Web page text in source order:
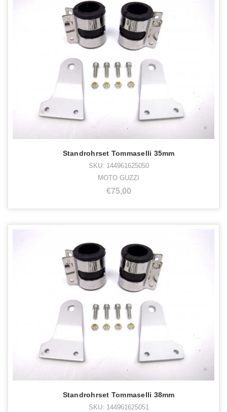
Standrohrset Tommaselli 35mm
SKU: 144961625050
MOTO GUZZI
€75,00
Standrohrset Tommaselli 38mm
SKU: 144961625051